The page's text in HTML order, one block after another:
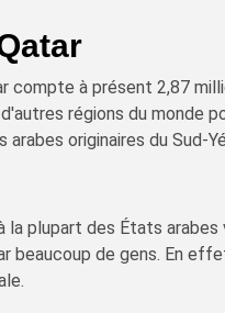
compte à présent 2,87
régions du monde
originaires du Sud-
plupart des États
beaucoup de gens. En